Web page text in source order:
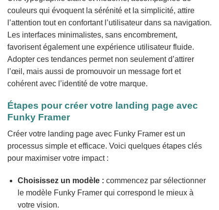
couleurs qui évoquent la sérénité et la simplicité, attire
l’attention tout en confortant l’utilisateur dans sa navigation.
Les interfaces minimalistes, sans encombrement,
favorisent également une expérience utilisateur fluide.
Adopter ces tendances permet non seulement d’attirer
l’œil, mais aussi de promouvoir un message fort et
cohérent avec l’identité de votre marque.
Étapes pour créer votre landing page avec
Funky Framer
Créer votre landing page avec Funky Framer est un
processus simple et efficace. Voici quelques étapes clés
pour maximiser votre impact :
Choisissez un modèle : commencez par sélectionner
le modèle Funky Framer qui correspond le mieux à
votre vision.